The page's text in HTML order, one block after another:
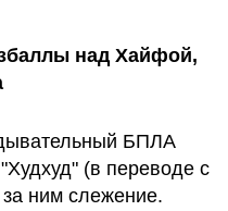
над Хайфой,
БПЛА
(в переводе с
ним слежение.